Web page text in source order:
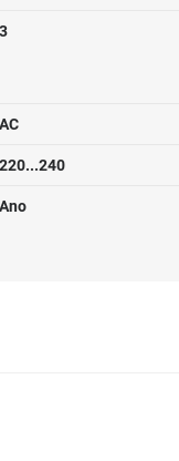
3
AC
220...240
Ano